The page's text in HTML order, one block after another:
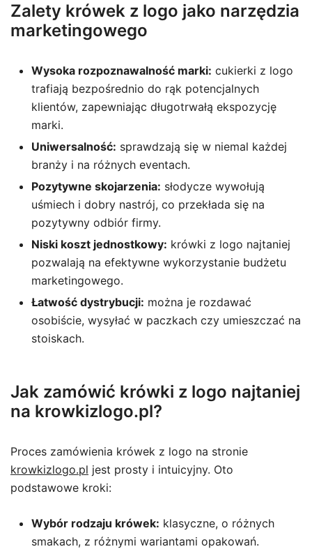
Zalety krówek z logo jako narzędzia
marketingowego
Wysoka rozpoznawalność marki: cukierki z logo
trafiają bezpośrednio do rąk potencjalnych
klientów, zapewniając długotrwałą ekspozycję
marki.
Uniwersalność: sprawdzają się w niemal każdej
branży i na różnych eventach.
Pozytywne skojarzenia: słodycze wywołują
uśmiech i dobry nastrój, co przekłada się na
pozytywny odbiór firmy.
Niski koszt jednostkowy: krówki z logo najtaniej
pozwalają na efektywne wykorzystanie budżetu
marketingowego.
Łatwość dystrybucji: można je rozdawać
osobiście, wysyłać w paczkach czy umieszczać na
stoiskach.
Jak zamówić krówki z logo najtaniej
na krowkizlogo.pl?
Proces zamówienia krówek z logo na stronie
krowkizlogo.pl jest prosty i intuicyjny. Oto
podstawowe kroki:
Wybór rodzaju krówek: klasyczne, o różnych
smakach, z różnymi wariantami opakowań.